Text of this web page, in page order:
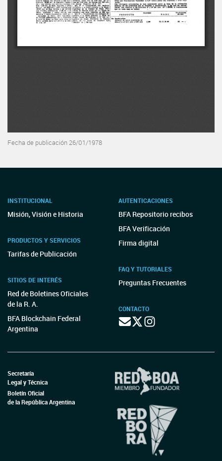
Fecha de publicación 26/01/1978
INSTITUCIONAL
Misión, Visión e Historia
PRODUCTOS Y SERVICIOS
Tarifas de Publicación
SITIOS DE INTERÉS
Red de Boletines Oficiales
de la R. A.
BFA Blockchain Federal
Argentina
AUTENTICACIONES
BFA Repositorio recibos
BFA Verificación
Firma digital
FAQ Y TUTORIALES
Preguntas Frecuentes
CONTACTO
Secretaría
Legal y Técnica
Boletín Oficial
de la República Argentina